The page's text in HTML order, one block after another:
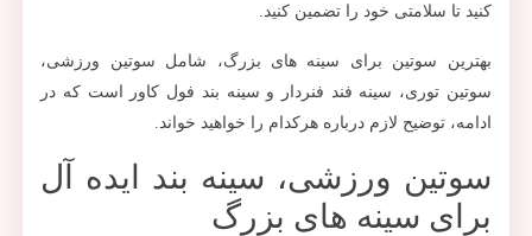
کنید تا سلامتی خود را تضمین کنید.
بهترین سوتین برای سینه های بزرگ، شامل سوتین ورزشی،
سوتین توری، سینه فند فنردار و سینه بند فول کاور است که در
ادامه، توضیح لازم درباره هرکدام را خواهید خواند.
سوتین ورزشی، سینه بند ایده آل
برای سینه های بزرگ